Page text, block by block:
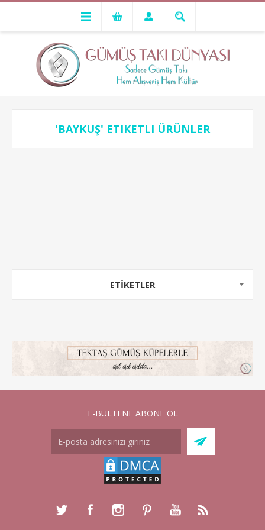
'BAYKUŞ' ETIKETLI ÜRÜNLER
ETİKETLER
E-BÜLTENE ABONE OL